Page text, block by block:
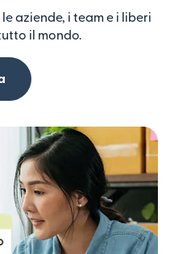
aziende, i team e i liberi
il mondo.